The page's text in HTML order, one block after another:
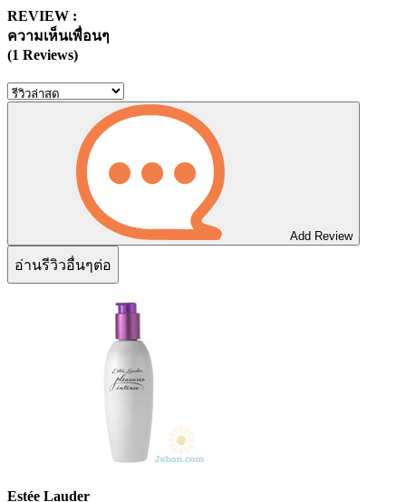
REVIEW :
ความเห็นเพื่อนๆ
(1 Reviews)
Add Review
อ่านรีวิวอื่นๆต่อ
Estée Lauder